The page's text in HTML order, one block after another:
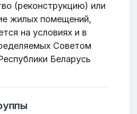
ОТПРАВИТЬ
(реконструкцию) или
жилых помещений,
на условиях и в
Советом
Беларусь